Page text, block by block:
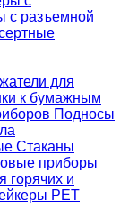
с разъемной
для
к бумажным
Подносы
Стаканы
приборы
горячих и
PET